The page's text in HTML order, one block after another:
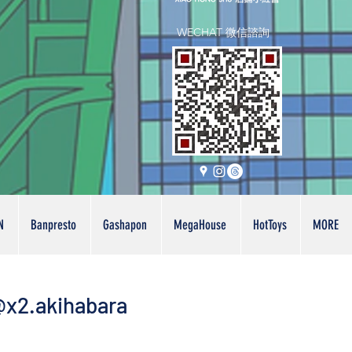
WECHAT 微信諮詢
Banpresto Gashapon MegaHouse HotToys MORE